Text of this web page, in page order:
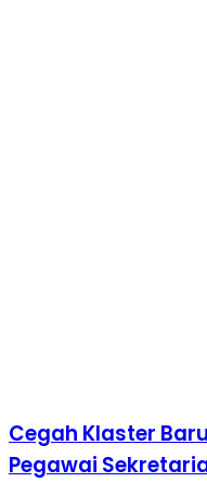
Cegah Klaster
Pegawai